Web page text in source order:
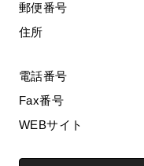
郵便番号
住所
電話番号
Fax番号
WEBサイト